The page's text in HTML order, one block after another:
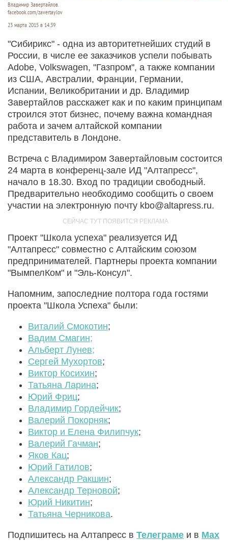
Владимир Завертайлов.
facebook.com/zavertaylov
23 марта 2015 в 14:39
"Сибирикс" - одна из авторитетнейших студий в
России, в числе ее заказчиков успели побывать
Adobe, Volkswagen, "Газпром", а также компании
из США, Австралии, Франции, Германии,
Испании, Великобритании и др. Владимир
Завертайлов расскажет как и по каким принципам
строился этот бизнес, почему важна командная
работа и зачем алтайской компании
представитель в Лондоне.
Встреча с Владимиром Завертайловым состоится
24 марта в конференц-зале ИД "Алтапресс",
начало в 18.30. Вход по традиции свободный.
Предварительно необходимо сообщить о своем
участии на электронную почту kbo@altapress.ru.
Проект "Школа успеха" реализуется ИД
"Алтапресс" совместно с Алтайским союзом
предпринимателей. Партнеры проекта компании
"ВымпелКом" и "Эль-Консул".
Напомним, запоследние полтора года гостями
проекта "Школа Успеха" были:
Виталий Смокотин;
Вадим Смагин;
Альберт Лунев;
Сергей Мухортов;
Виктор Косихин;
Татьяна Ларина;
Юрий Фриц;
Владимир Гордейчик;
Валерий Покорняк;
Виктор и Елена Филипчук;
Валерий Гачман;
Яков Кац;
Юрий Гатилов;
Александр Ракшин;
Александр Терновой;
Юрий Никитин;
Татьяна Черникова.
Подпишитесь на Алтапресс в Телеграме и в Max